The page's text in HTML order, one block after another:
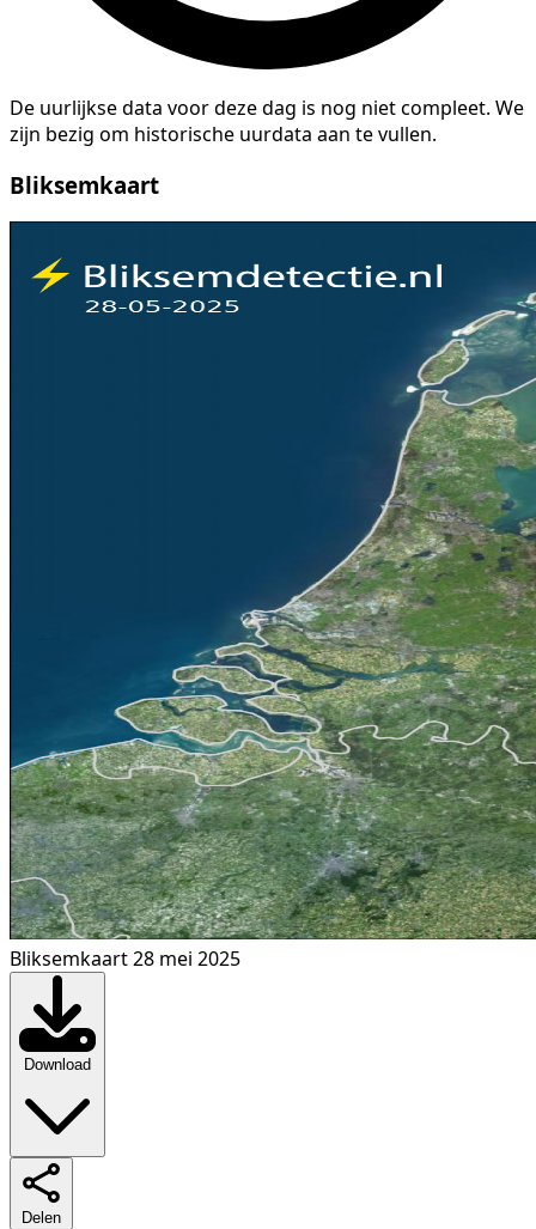
De uurlijkse data voor deze dag is nog niet compleet. We
zijn bezig om historische uurdata aan te vullen.
Bliksemkaart
Bliksemkaart 28 mei 2025
Download
Delen